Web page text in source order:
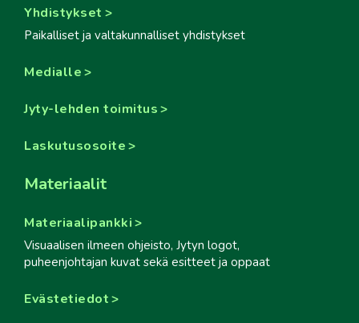
Yhdistykset
Paikalliset ja valtakunnalliset yhdistykset
Medialle
Jyty-lehden toimitus
Laskutusosoite
Materiaalit
Materiaalipankki
Visuaalisen ilmeen ohjeisto, Jytyn logot,
puheenjohtajan kuvat sekä esitteet ja oppaat
Evästetiedot